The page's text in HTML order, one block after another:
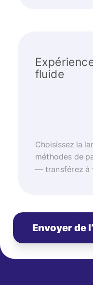
fluide
Choisissez la
méthodes de
— transférez à
Envoyer de